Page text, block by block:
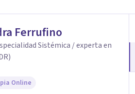
Ferrufino
Sistémica / experta en
Online